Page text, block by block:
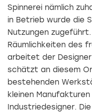
Spinnerei nämlich
in Betrieb wurde die
Nutzungen
Räumlichkeiten des
arbeitet der
schätzt an diesem
bestehenden
kleinen
Industriedesigner.